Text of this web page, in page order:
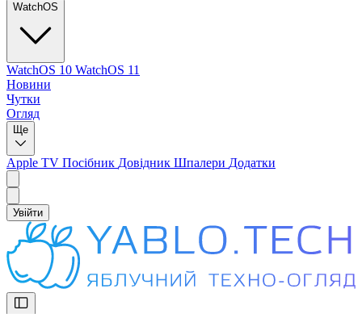
WatchOS
WatchOS 10 WatchOS 11
Новини
Чутки
Огляд
Ще
Apple TV Посібник Довідник Шпалери Додатки
Увійти